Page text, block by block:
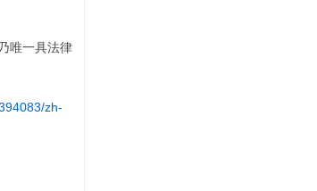
唯一具法律
zh-